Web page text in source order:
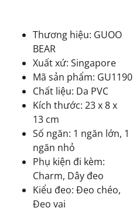
Thương hiệu: GUOO
BEAR
Xuất xứ: Singapore
Mã sản phẩm: GU1190
Chất liệu: Da PVC
Kích thước: 23 x 8 x
13 cm
Số ngăn: 1 ngăn lớn, 1
ngăn nhỏ
Phụ kiện đi kèm:
Charm, Dây đeo
Kiểu đeo: Đeo chéo,
Đeo vai